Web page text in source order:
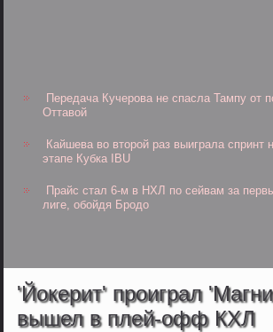
Передача Кучерова не спасла Тампу от
Оттавой
Кайшева во второй раз выиграла спринт
этапе Кубка IBU
Прайс стал 6-м в НХЛ по сейвам за
лиге, обойдя Бродо
'Йокерит' проиграл
вышел в плей-офф КХЛ